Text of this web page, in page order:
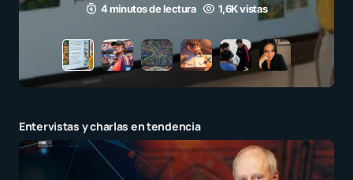
3 minutos de lectura 1,1K vistas
Entervistas y charlas en tendencia